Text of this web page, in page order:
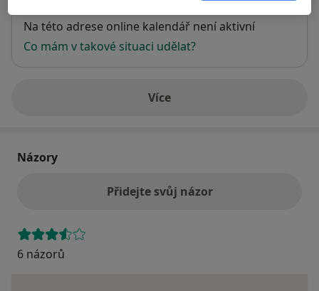
Dostupnost
Na této adrese online kalendář není aktivní
Co mám v takové situaci udělat?
Víceo adrese
Názory
Přidejte svůj názor
6 názorů